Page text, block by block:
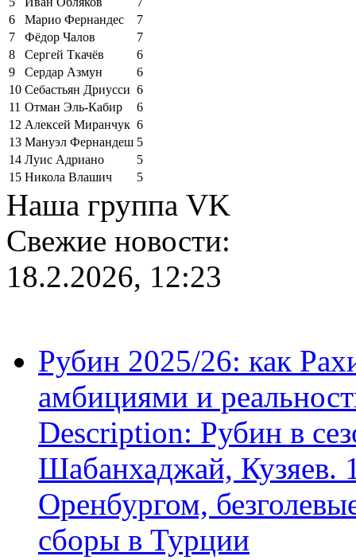
6
Марио Фернандес
7
7
Фёдор Чалов
7
8
Сергей Ткачёв
6
9
Сердар Азмун
6
10 Себастьян Дриусси 6
11 Отман Эль-Кабир
6
12 Алексей Миранчук 6
13 Мануэл Фернандеш 5
14 Луис Адриано
5
15 Никола Влашич 5
Наша группа VK
Свежие новости:
18.2.2026, 12:23
Рубин 2025/26: как
амбициями и
Description: Рубин в
Шабанхаджай, Кузяев.
Оренбургом,
сборы в Турции